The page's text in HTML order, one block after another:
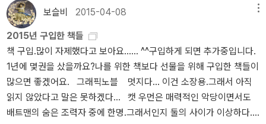
사가 바뀌었을테니 그 맛이 아닐거라 생각이 들어서 선뜻 가기가 주
저해지네요. 암튼, 제가 좋아하는 요리류는 중식과 '죽'으로 가족들이
결론을 내리더군요. ㅋㅋㅋㅋ제가 '죽'도 정말 좋아하는데, 이제 죽도
제가 만든것이 (제가 사먹는 찹쌀이 구수해서) 더 맛있어서 사먹기 힘
들어요... ㅠ.ㅠ 이연복 요리사님이 운영하시는 중식당 '목란'도 가보
고 싶지만, 워낙 유명해져서 한달전 예약하지 않으면 갈수 없다니...
언제나 나중을 기약하고 있지만, 이 책을 읽으니 더 가보고 싶은 생각
이 들긴합니다. 올해는 송년회도 있으니 아마도 내년을 기약해야할지
틔울 줄 아는 내가 좋다”(「나는 내가 좋다」)고 말하는 순정한 마음이
깃든 이 아름다운 시편들은 “먼 훗날 기쁨이 될 기쁨의 시”(소설가 김
연수, 추천사)로 오래오래 남을 것이다. 서루조당 파효 <백귀야행(교
고쿠도) 시리즈>의 작가 ‘교고쿠 나쓰히코’가 바라보는 책에 대한 이
야기.‘교고쿠 나쓰히코’는 이 작품 <서루조당 파효>에서 책을 바라보
는 자신만의 독특한 관점을 이야기 속에 내포하고 있는데, 이 부분이
참으로 묘하다. ‘책’이라는 것은 쓴 사람의 죽은 영혼이며, 그 책이 있
는 책방은 죽은 영혼이 모여 있는 묘지로 비유하고 있다. 또한 책의 의
보슬비 2015-04-08
2015년 구입한 책들
책 구입.많이 자제했다고 보아요...... ^^구입하게 되면 추가중입니다.
1년에 몇권을 샀을까요?나를 위한 책보다 선물을 위해 구입한 책들이
많으면 좋겠어요. 그래픽노블 멋지다... 이건 소장용.그래서 아직
읽지 않았다고 말은 못하겠다... 캣 우먼은 매력적인 악당이면서도
배트맨의 숨은 조력자 중에 한명.그래서인지 둘의 사이가 이상하다...